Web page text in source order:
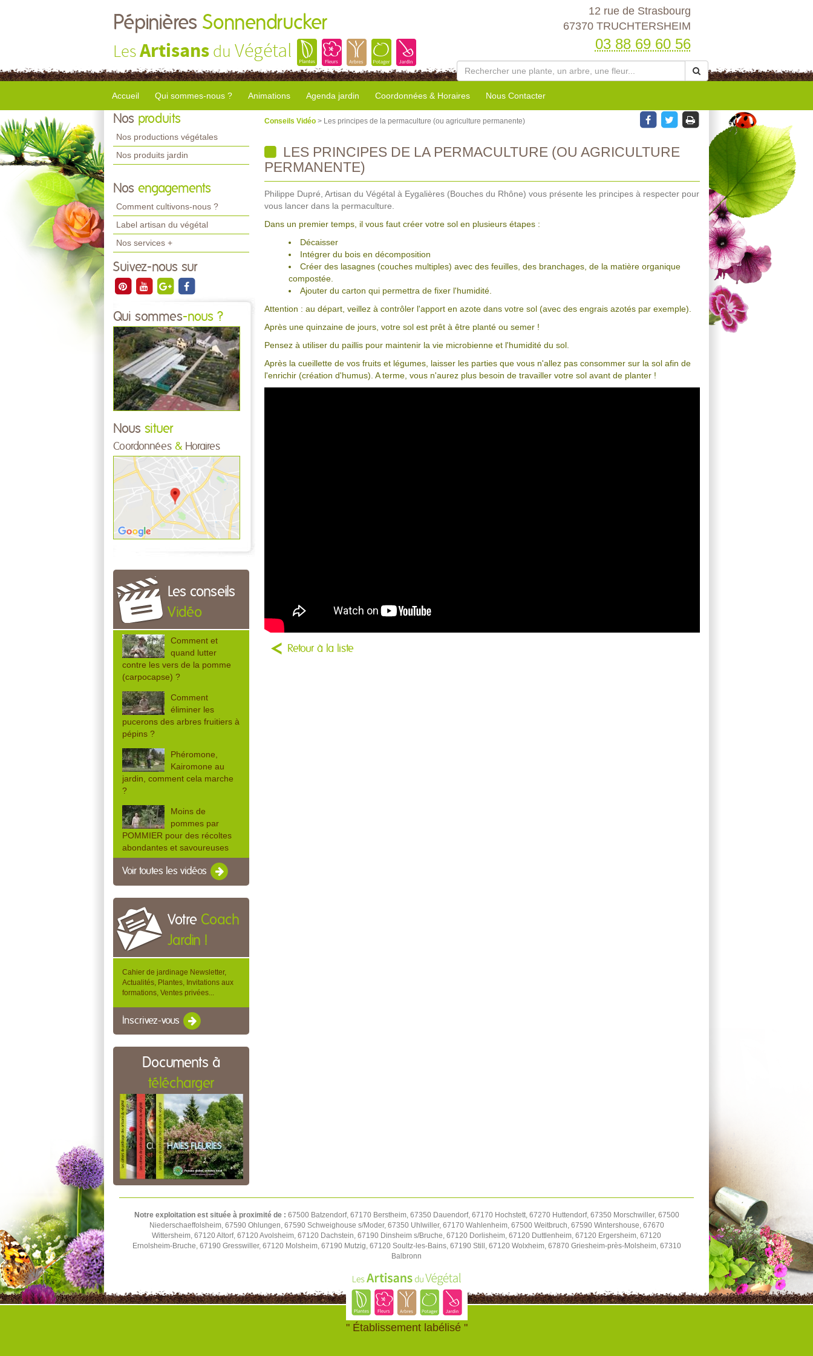
Pépinières Sonnendrucker
LesArtisans du Végétal
12 rue de Strasbourg
67370 TRUCHTERSHEIM
03 88 69 60 56
Accueil Qui sommes-nous ? Animations Agenda jardin Coordonnées & Horaires Nous Contacter
Nos produits
Nos productions végétales
Nos produits jardin
Nos engagements
Comment cultivons-nous ?
Label artisan du végétal
Nos services +
Suivez-nous sur
Qui sommes-nous ?
Nous situer
Coordonnées & Horaires
Les conseils
Vidéo
Comment et
quand lutter
contre les vers de la pomme
(carpocapse) ?
Comment
éliminer les
pucerons des arbres fruitiers à
pépins ?
Phéromone,
Kairomone au
jardin, comment cela marche
?
Moins de
pommes par
POMMIER pour des récoltes
abondantes et savoureuses
Voir toutes les vidéos
Votre Coach
Jardin !
Cahier de jardinage Newsletter,
Actualités, Plantes, Invitations aux
formations, Ventes privées...
Inscrivez-vous
Documents à
télécharger
Conseils Vidéo > Les principes de la permaculture (ou agriculture permanente)
LES PRINCIPES DE LA PERMACULTURE (OU AGRICULTURE
PERMANENTE)
Philippe Dupré, Artisan du Végétal à Eygalières (Bouches du Rhône) vous présente les principes à respecter pour
vous lancer dans la permaculture.
Dans un premier temps, il vous faut créer votre sol en plusieurs étapes :
Décaisser
Intégrer du bois en décomposition
Créer des lasagnes (couches multiples) avec des feuilles, des branchages, de la matière organique
compostée.
Ajouter du carton qui permettra de fixer l'humidité.
Attention : au départ, veillez à contrôler l'apport en azote dans votre sol (avec des engrais azotés par exemple).
Après une quinzaine de jours, votre sol est prêt à être planté ou semer !
Pensez à utiliser du paillis pour maintenir la vie microbienne et l'humidité du sol.
Après la cueillette de vos fruits et légumes, laisser les parties que vous n'allez pas consommer sur la sol afin de
l'enrichir (création d'humus). A terme, vous n'aurez plus besoin de travailler votre sol avant de planter !
Retour à la liste
Notre exploitation est située à proximité de : 67500 Batzendorf, 67170 Berstheim, 67350 Dauendorf, 67170 Hochstett, 67270 Huttendorf, 67350 Morschwiller, 67500
Niederschaeffolsheim, 67590 Ohlungen, 67590 Schweighouse s/Moder, 67350 Uhlwiller, 67170 Wahlenheim, 67500 Weitbruch, 67590 Wintershouse, 67670
Wittersheim, 67120 Altorf, 67120 Avolsheim, 67120 Dachstein, 67190 Dinsheim s/Bruche, 67120 Dorlisheim, 67120 Duttlenheim, 67120 Ergersheim, 67120
Ernolsheim-Bruche, 67190 Gresswiller, 67120 Molsheim, 67190 Mutzig, 67120 Soultz-les-Bains, 67190 Still, 67120 Wolxheim, 67870 Griesheim-près-Molsheim, 67310
Balbronn
" Établissement labélisé "